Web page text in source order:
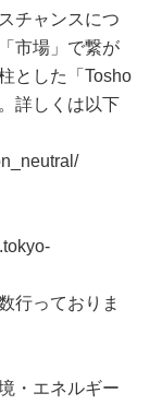
チャンスにつ
市場」で繋が
とした「Tosho
詳しくは以下
行っておりま
・エネルギー